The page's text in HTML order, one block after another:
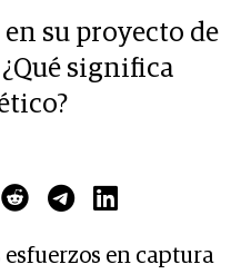
su proyecto de
significa
en captura